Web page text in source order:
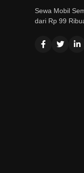
Sewa Mobil
dari Rp 99